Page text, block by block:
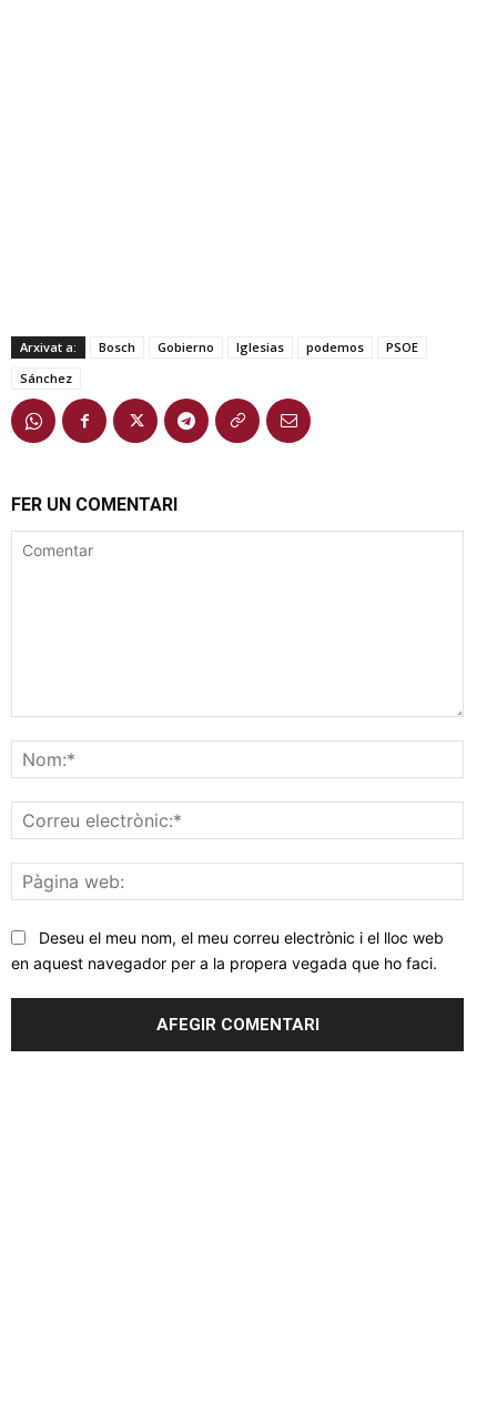
Arxivat a: Bosch Gobierno Iglesias podemos
PSOE
Sánchez
FER UN COMENTARI
web:
Deseu el meu nom, el meu correu electrònic i el lloc web
en aquest navegador per a la propera vegada que ho faci.